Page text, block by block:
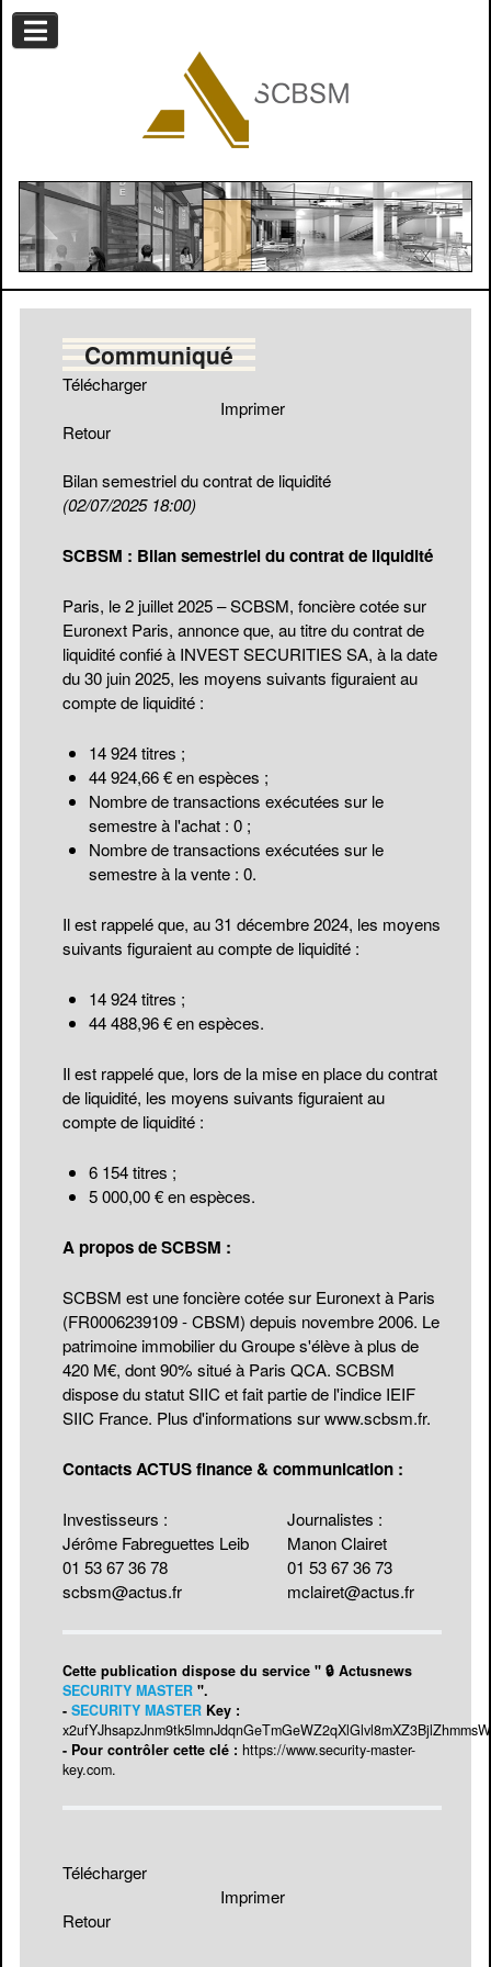
Communiqué
Télécharger
Imprimer
Retour
Bilan semestriel du contrat de liquidité
(02/07/2025 18:00)
SCBSM : Bilan semestriel du contrat de liquidité
Paris, le 2 juillet 2025 – SCBSM, foncière cotée sur
Euronext Paris, annonce que, au titre du contrat de
liquidité confié à INVEST SECURITIES SA, à la date
du 30 juin 2025, les moyens suivants figuraient au
compte de liquidité :
14 924 titres ;
44 924,66 € en espèces ;
Nombre de transactions exécutées sur le
semestre à l'achat : 0 ;
Nombre de transactions exécutées sur le
semestre à la vente : 0.
Il est rappelé que, au 31 décembre 2024, les moyens
suivants figuraient au compte de liquidité :
14 924 titres ;
44 488,96 € en espèces.
Il est rappelé que, lors de la mise en place du contrat
de liquidité, les moyens suivants figuraient au
compte de liquidité :
6 154 titres ;
5 000,00 € en espèces.
A propos de SCBSM :
SCBSM est une foncière cotée sur Euronext à Paris
(FR0006239109 - CBSM) depuis novembre 2006. Le
patrimoine immobilier du Groupe s'élève à plus de
420 M€, dont 90% situé à Paris QCA. SCBSM
dispose du statut SIIC et fait partie de l'indice IEIF
SIIC France. Plus d'informations surwww.scbsm.fr.
Contacts ACTUS finance & communication :
Investisseurs :
Journalistes :
Jérôme Fabreguettes Leib
Manon Clairet
01 53 67 36 78
01 53 67 36 73
scbsm@actus.fr
mclairet@actus.fr
Cette publication dispose du service " 🔒 Actusnews
SECURITY MASTER ".
- SECURITY MASTER Key :
- Pour contrôler cette clé : https://www.security-master-
key.com.
Télécharger
Imprimer
Retour